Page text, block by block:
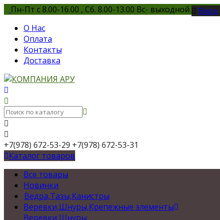
Пн-Пт с 8.00-16.00 , Сб. 8.00-13.00 Вс- выходной Вход
О Нас
Оплата
Контакты
Доставка
+7(978) 672-53-29 +7(978) 672-53-31
Каталог товаров
Все товары
Новинки
Ведра,Тазы,Канистры
Веревки,Шнуры,Крепежные элементы
Веревки,Шнуры